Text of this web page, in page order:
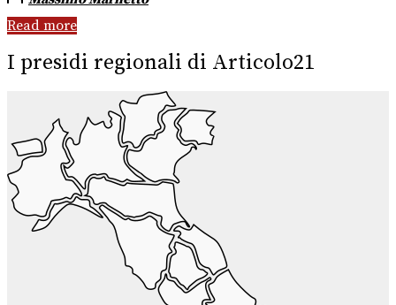
Read more
I presidi regionali di Articolo21